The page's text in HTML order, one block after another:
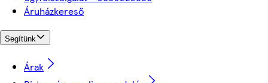
Áruházkereső
Segítünk
Árak